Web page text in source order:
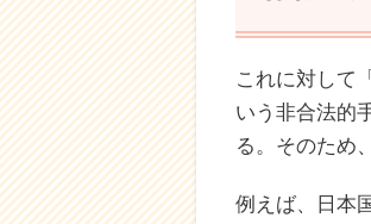
これに対して
いう非合法的
る。そのため、
例えば、日本